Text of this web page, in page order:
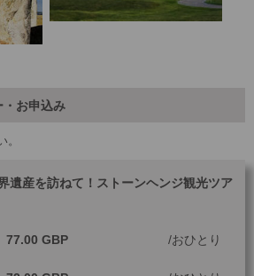
お申込み
。
遺産を訪ねて！ストーンヘンジ観光ツア
77.00 GBP おひとり